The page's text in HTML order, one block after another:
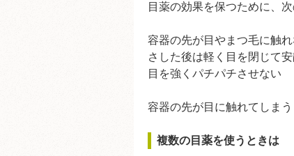
目薬の効果を保つために、
容器の先が目やまつ毛に触
さした後は軽く目を閉じて
目を強くパチパチさせない
容器の先が目に触れてしま
複数の目薬を使うときは